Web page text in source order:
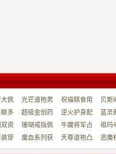
佩
光芒道袍男
战…
祝福糕食用
帮…
贝斯
开…
多
超级金创药
带…
逆火护身配
祝…
蓝灵
台…
资
珊瑚戒指佩
戴…
牛魔将军占
占…
祖玛
动…
穿
魔血系列获
取…
天尊道袍凸
显…
恶魔
有…